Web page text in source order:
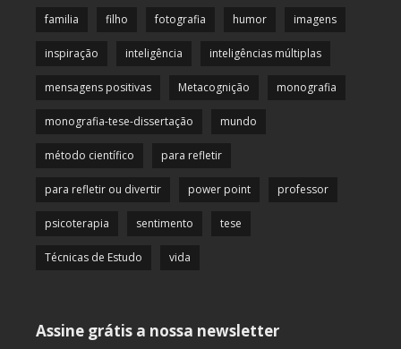
familia filho fotografia humor imagens
inspiração inteligência inteligências múltiplas
mensagens positivas Metacognição monografia
monografia-tese-dissertação mundo
método científico para refletir
para refletir ou divertir power point professor
psicoterapia sentimento tese
Técnicas de Estudo vida
Assine grátis a nossa newsletter